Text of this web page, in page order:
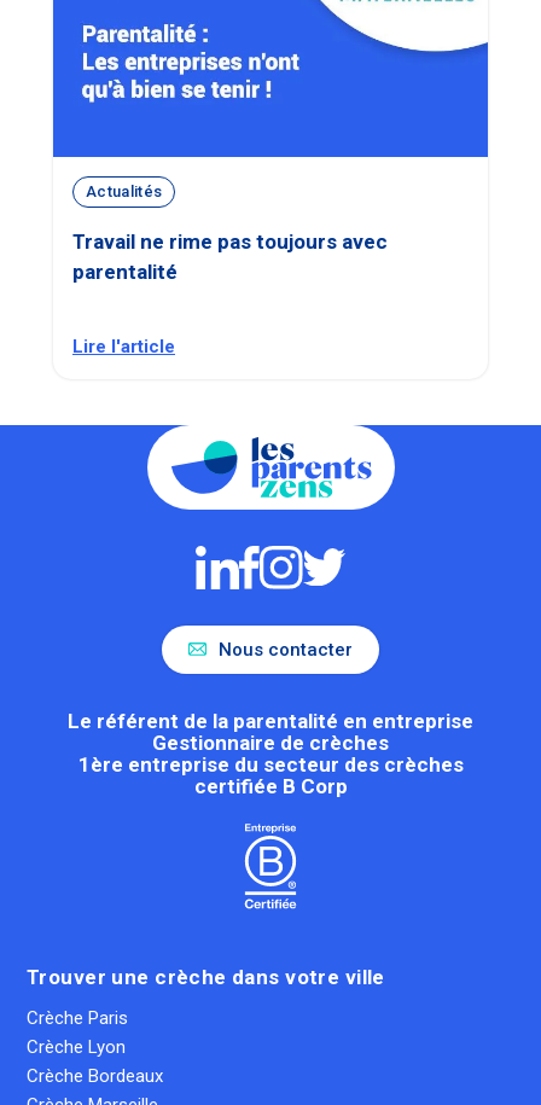
Actualités
Travail ne rime pas toujours avec
parentalité
Lire l'article
Nous contacter
Le référent de la parentalité en entreprise
Gestionnaire de crèches
1ère entreprise du secteur des crèches
certifiée B Corp
Trouver une crèche dans votre ville
Crèche Paris
Crèche Lyon
Crèche Bordeaux